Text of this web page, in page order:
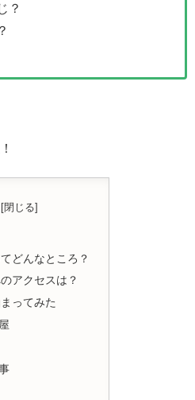
？
どんなところ？
アクセスは？
ってみた